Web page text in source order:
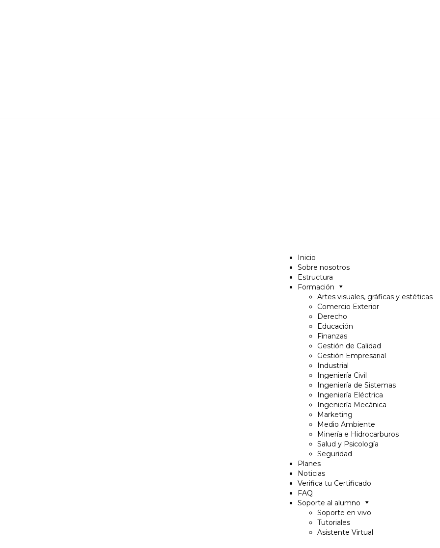
Inicio
Sobre nosotros
Estructura
Formación
Artes visuales, gráficas y estéticas
Comercio Exterior
Derecho
Educación
Finanzas
Gestión de Calidad
Gestión Empresarial
Industrial
Ingeniería Civil
Ingeniería de Sistemas
Ingeniería Eléctrica
Ingeniería Mecánica
Marketing
Medio Ambiente
Minería e Hidrocarburos
Salud y Psicología
Seguridad
Planes
Noticias
Verifica tu Certificado
FAQ
Soporte al alumno
Soporte en vivo
Tutoriales
Asistente Virtual